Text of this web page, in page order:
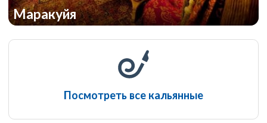
Маракуйя
Посмотреть все кальянные